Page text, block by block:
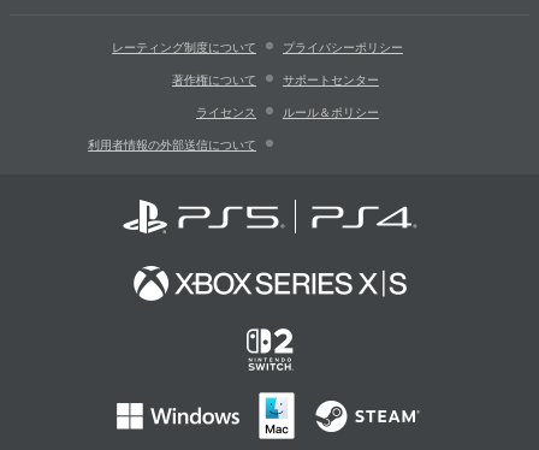
レーティング制度について プライバシーポリシー
著作権について サポートセンター
ライセンス ルール＆ポリシー
利用者情報の外部送信について